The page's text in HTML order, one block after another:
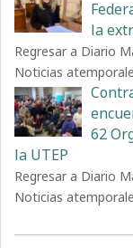
la
Regresar a Diario
Noticias
62
la UTEP
Regresar a Diario
Noticias